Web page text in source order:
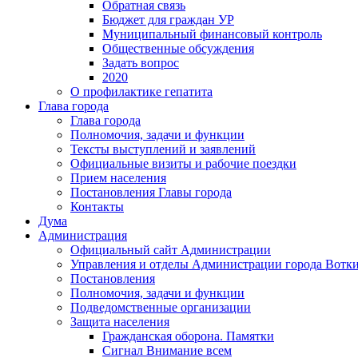
Обратная связь
Бюджет для граждан УР
Муниципальный финансовый контроль
Общественные обсуждения
Задать вопрос
2020
О профилактике гепатита
Глава города
Глава города
Полномочия, задачи и функции
Тексты выступлений и заявлений
Официальные визиты и рабочие поездки
Прием населения
Постановления Главы города
Контакты
Дума
Администрация
Официальный сайт Администрации
Управления и отделы Администрации города
Постановления
Полномочия, задачи и функции
Подведомственные организации
Защита населения
Гражданская оборона. Памятки
Сигнал Внимание всем